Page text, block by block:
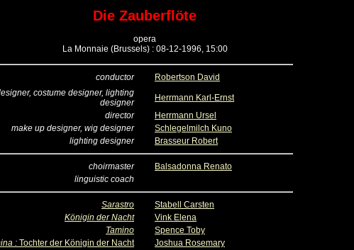
Die Zauberflöte
opera
La Monnaie (Brussels) : 08-12-1996, 15:00
conductor
Robertson David
costume designer, lighting
designer
Herrmann Karl-Ernst
director
Herrmann Ursel
make up designer, wig designer
Schlegelmilch Kuno
lighting designer
Brasseur Robert
choirmaster
Balsadonna Renato
linguistic coach
Sarastro
Stabell Carsten
Königin der Nacht
Vink Elena
Tamino
Spence Toby
: Tochter der Königin der Nacht
Joshua Rosemary